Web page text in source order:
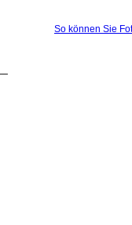
So können Sie